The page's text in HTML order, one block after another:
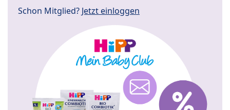
Schon Mitglied? Jetzt einloggen